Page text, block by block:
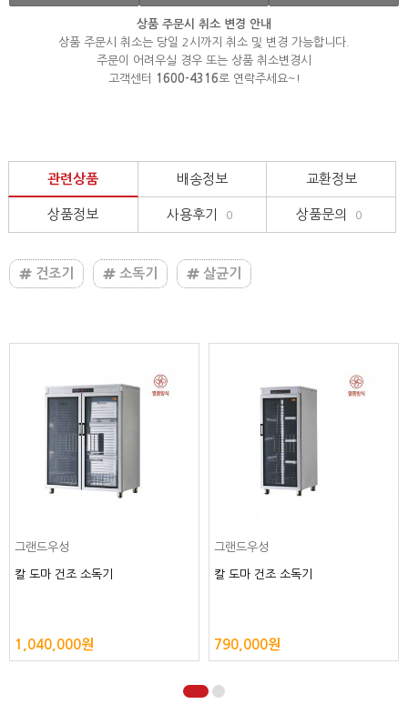
상품 주문시 취소 변경 안내
상품 주문시 취소는 당일 2시까지 취소 및 변경 가능합니다.
주문이 어려우실 경우 또는 상품 취소변경시
고객센터
1600-4316로 연락주세요~!
관련상품 배송정보 교환정보
상품정보 사용후기 0 상품문의 0
건조기 소독기 살균기
그랜드우성
칼 도마 건조 소독기
1,040,000원
그랜드우성
칼 도마 건조 소독기
790,000원